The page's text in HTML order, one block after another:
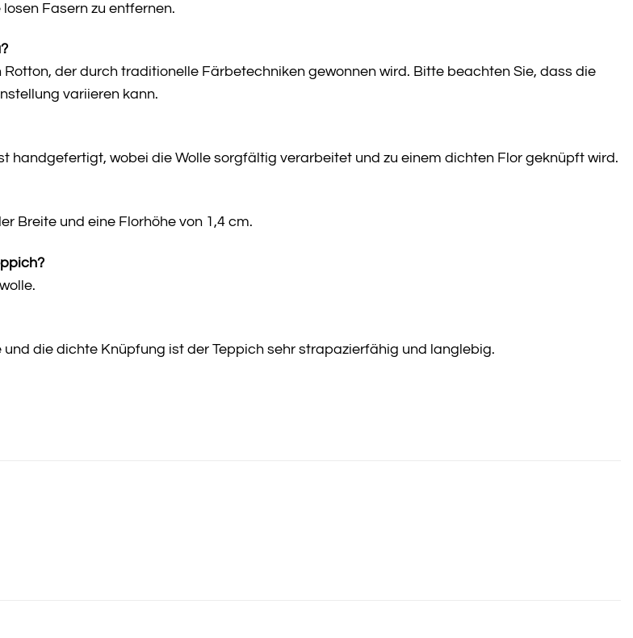
Fasern zu entfernen.
Rotton, der durch traditionelle Färbetechniken gewonnen wird. Bitte beachten Sie, dass die
variieren kann.
handgefertigt, wobei die Wolle sorgfältig verarbeitet und zu einem dichten Flor geknüpft wird.
Breite und eine Florhöhe von 1,4 cm.
die dichte Knüpfung ist der Teppich sehr strapazierfähig und langlebig.